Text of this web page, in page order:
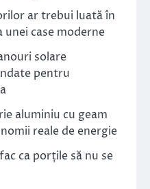
ar trebui luată în
unei case moderne
solare
pentru
aluminiu cu geam
reale de energie
ca porțile să nu se